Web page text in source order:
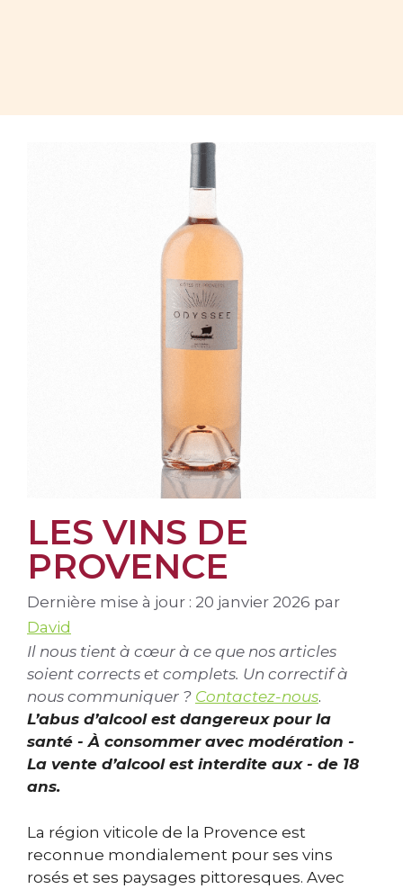
LES VINS DE
PROVENCE
Dernière mise à jour : 20 janvier 2026 par
David
Il nous tient à cœur à ce que nos articles
soient corrects et complets. Un correctif à
nous communiquer ? Contactez-nous.
L’abus d’alcool est dangereux pour la
santé - À consommer avec modération -
La vente d’alcool est interdite aux - de 18
ans.
La région viticole de la Provence est
reconnue mondialement pour ses vins
rosés et ses paysages pittoresques. Avec